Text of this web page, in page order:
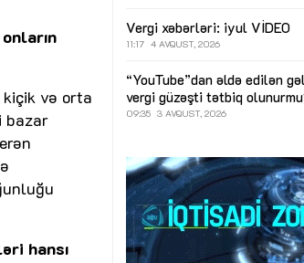
və orta
bazar
hansı
Vergi xəbərləri: iyul VİDEO
11:17 4 AVQUST, 2026
“YouTube”dan əldə edilən
vergi güzəşti tətbiq
09:35 3 AVQUST, 2026